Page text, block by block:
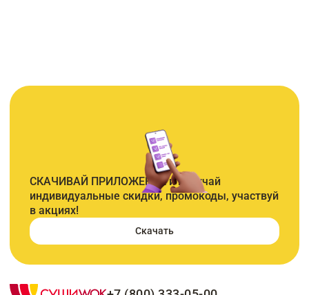
СКАЧИВАЙ ПРИЛОЖЕНИЕ и получай
индивидуальные скидки, промокоды, участвуй
в акциях!
Скачать